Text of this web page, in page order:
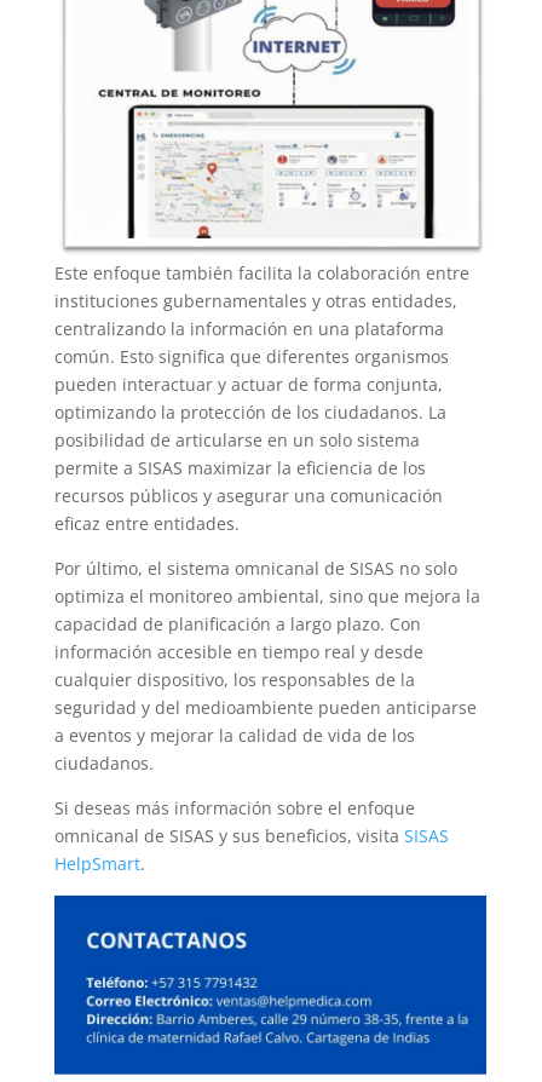
Este enfoque también facilita la colaboración entre
instituciones gubernamentales y otras entidades,
centralizando la información en una plataforma
común. Esto significa que diferentes organismos
pueden interactuar y actuar de forma conjunta,
optimizando la protección de los ciudadanos. La
posibilidad de articularse en un solo sistema
permite a SISAS maximizar la eficiencia de los
recursos públicos y asegurar una comunicación
eficaz entre entidades.
Por último, el sistema omnicanal de SISAS no solo
optimiza el monitoreo ambiental, sino que mejora la
capacidad de planificación a largo plazo. Con
información accesible en tiempo real y desde
cualquier dispositivo, los responsables de la
seguridad y del medioambiente pueden anticiparse
a eventos y mejorar la calidad de vida de los
ciudadanos.
Si deseas más información sobre el enfoque
omnicanal de SISAS y sus beneficios, visita SISAS
HelpSmart.